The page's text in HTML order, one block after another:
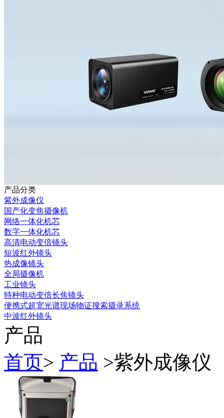
产品分类
紫外成像仪
国产化变焦摄像机
网络一体化机芯
数字一体化机芯
高清电动变倍镜头
短波红外镜头
热成像镜头
全局摄像机
工业镜头
特种电动变倍长焦镜头
便携式超宽光谱现场物证搜索摄录系统
中波红外镜头
产品
首页> 产品 >紫外成像仪